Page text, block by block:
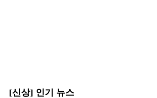
[신상] 인기 뉴스